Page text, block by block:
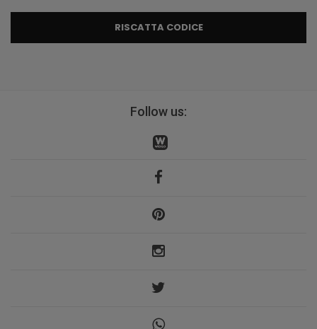
RISCATTA CODICE
Follow us: